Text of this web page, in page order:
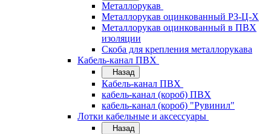
Металлорукав
Металлорукав оцинкованный РЗ-Ц-Х
Металлорукав оцинкованный в ПВХ
изоляции
Скоба для крепления металлорукава
Кабель-канал ПВХ
Назад
Кабель-канал ПВХ
кабель-канал (короб) ПВХ
кабель-канал (короб) "Рувинил"
Лотки кабельные и аксессуары
Назад